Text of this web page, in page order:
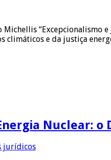
Michellis “Excepcionalismo
climáticos e da justiça
Nuclear: o
jurídicos